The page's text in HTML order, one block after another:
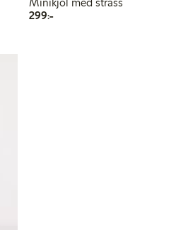
299:-299,00 kr